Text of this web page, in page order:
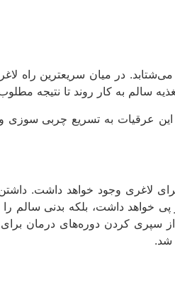
در میان سریعترین راه
سالم به کار روند تا نتیجه
عرقیات به تسریع چربی سوزی
لاغری وجود خواهد داشت. داشتن
پی خواهد داشت، بلکه بدنی سالم
سپری کردن دوره‌های درمان
شد.